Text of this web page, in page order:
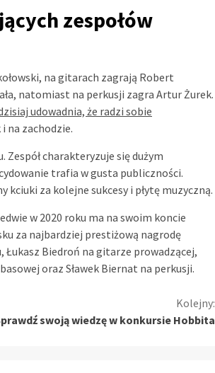
zespołów
na gitarach zagrają Robert
natomiast na perkusji zagra Artur Żurek.
udowadnia, że radzi sobie
na zachodzie.
charakteryzuje się dużym
trafia w gusta publiczności.
za kolejne sukcesy i płytę muzyczną.
w 2020 roku ma na swoim koncie
za najbardziej prestiżową nagrodę
Biedroń na gitarze prowadzącej,
oraz Sławek Biernat na perkusji.
Kolejny:
swoją wiedzę w konkursie Hobbita